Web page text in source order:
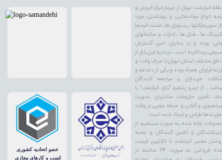
انبارنفت تهران از دیرباز مرکز فروش و
انواع موادغذایی و بهداشتی مورد
سوپرمارکتها ، رستوران ها ، فست فودها
ها ، هتل ها ، ادارات و سازمانهای
بوده و در سالیان اخیر گسترش
پیدا کرده است ، تردد به این بازار از
مختلف استان تهران با صرف وقت و
فراوان همراه بوده و یکی از دغدغه و
خریداران و مراجعه کنندگان
، از اینرو پلتفرم "بازار انبارنفت" با
تأمین ملزومات مشتریان بصورت
و آنلاین و صرفه جویی در وقت
ها طراحی و ایجاد شده است.
ارائه شده به صورت مستقیم از
و تامین کنندگان و عمده
معتبر انبارنفت با نازلترین قیمت
عمده فروشی به صورت 24 ساعته در